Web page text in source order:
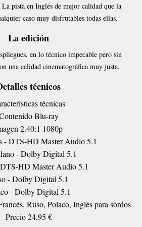
pista en Inglés de mejor calidad que la
caso muy disfrutables todas ellas.
La edición
en lo técnico impecable pero sin
una calidad cinematográfica muy justa.
técnicos
técnicas
Blu-ray
2.40:1 1080p
- DTS-HD Master Audio 5.1
- Dolby Digital 5.1
HD Master Audio 5.1
- Dolby Digital 5.1
- Dolby Digital 5.1
Ruso, Polaco, Inglés para sordos
Precio24,95 €